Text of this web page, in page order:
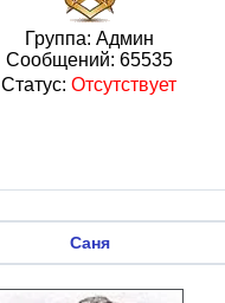
Группа: Админ
Сообщений: 65535
Статус: Отсутствует
Саня